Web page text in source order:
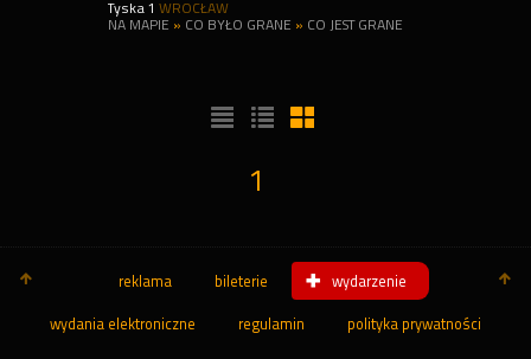
Tyska 1 WROCŁAW
NA MAPIE » CO BYŁO GRANE » CO JEST GRANE
1
reklama bileterie wydarzenie
wydania elektroniczne regulamin polityka prywatności